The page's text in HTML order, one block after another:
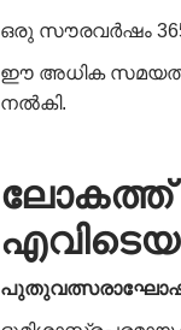
ഒരു സൗരവർഷം
ഈ അധിക
നൽകി.
ലോകത്ത്